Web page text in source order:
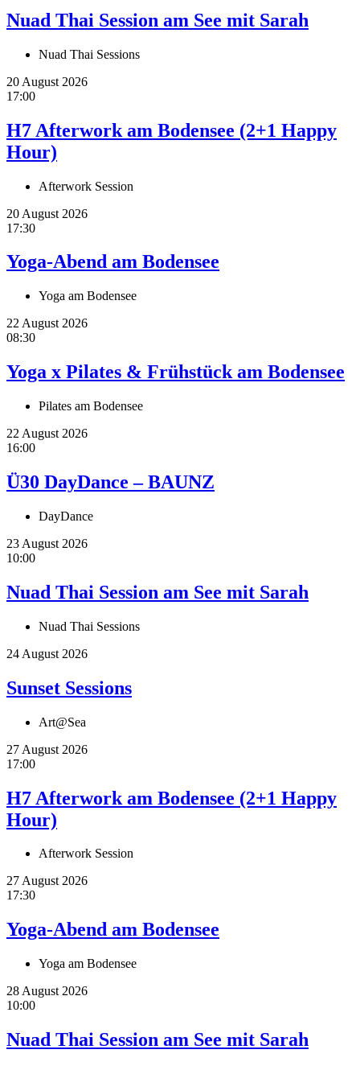
Nuad Thai Session am See mit Sarah
Nuad Thai Sessions
20 August 2026
17:00
H7 Afterwork am Bodensee (2+1 Happy
Hour)
Afterwork Session
20 August 2026
17:30
Yoga-Abend am Bodensee
Yoga am Bodensee
22 August 2026
08:30
Yoga x Pilates & Frühstück am Bodensee
Pilates am Bodensee
22 August 2026
16:00
Ü30 DayDance – BAUNZ
DayDance
23 August 2026
10:00
Nuad Thai Session am See mit Sarah
Nuad Thai Sessions
24 August 2026
Sunset Sessions
Art@Sea
27 August 2026
17:00
H7 Afterwork am Bodensee (2+1 Happy
Hour)
Afterwork Session
27 August 2026
17:30
Yoga-Abend am Bodensee
Yoga am Bodensee
28 August 2026
10:00
Nuad Thai Session am See mit Sarah